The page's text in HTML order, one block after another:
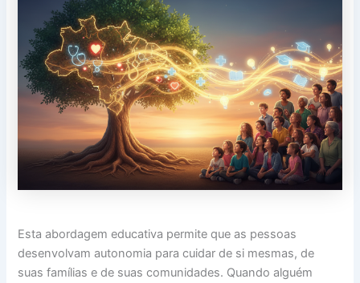
Esta abordagem educativa permite que as pessoas
desenvolvam autonomia para cuidar de si mesmas, de
suas famílias e de suas comunidades. Quando alguém